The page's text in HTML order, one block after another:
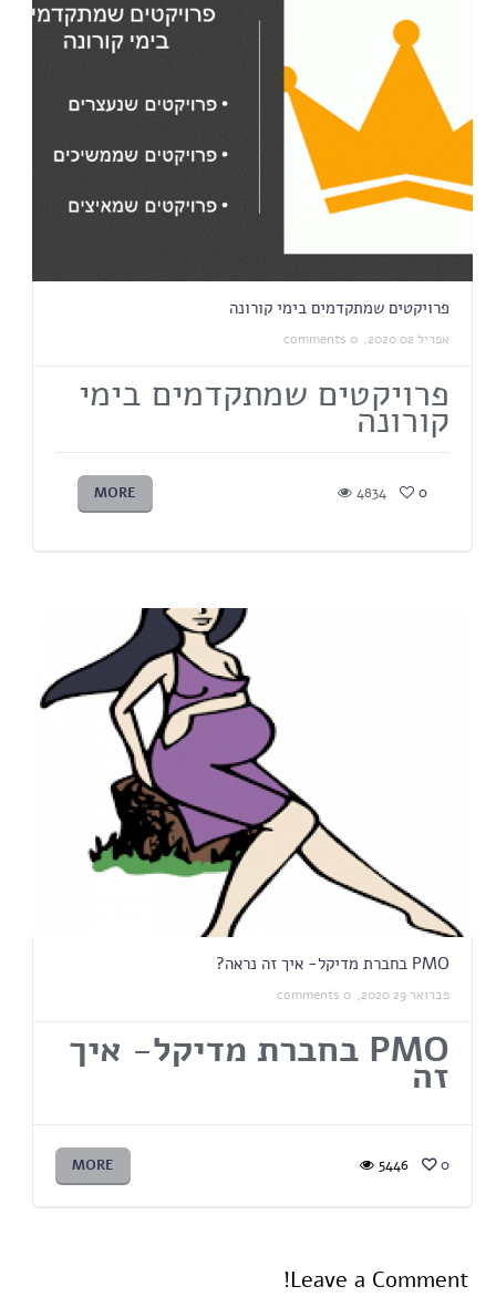
פרויקטים שמתקדמים בימי קורונה
אפריל 02 2020, 0 comments
פרויקטים שמתקדמים בימי
קורונה
MORE 4834 0
PMO בחברת מדיקל- איך זה נראה?
פברואר 29 2020, 0 comments
PMO בחברת מדיקל- איך
זה
MORE 5446 0
Leave a Comment!